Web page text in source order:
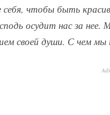
чтобы быть
осудит нас за нее.
своей души. С чем
Ads